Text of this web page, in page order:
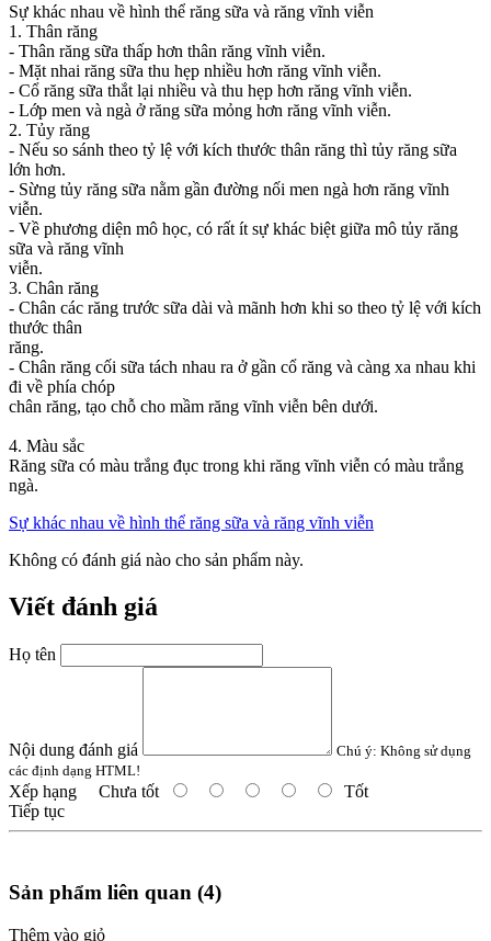
Sự khác nhau về hình thể răng sữa và răng vĩnh viễn
1. Thân răng
- Thân răng sữa thấp hơn thân răng vĩnh viễn.
- Mặt nhai răng sữa thu hẹp nhiều hơn răng vĩnh viễn.
- Cổ răng sữa thắt lại nhiều và thu hẹp hơn răng vĩnh viễn.
- Lớp men và ngà ở răng sữa mỏng hơn răng vĩnh viễn.
2. Tủy răng
- Nếu so sánh theo tỷ lệ với kích thước thân răng thì tủy răng sữa
lớn hơn.
- Sừng tủy răng sữa nằm gần đường nối men ngà hơn răng vĩnh
viễn.
- Về phương diện mô học, có rất ít sự khác biệt giữa mô tủy răng
sữa và răng vĩnh
viễn.
3. Chân răng
- Chân các răng trước sữa dài và mãnh hơn khi so theo tỷ lệ với kích
thước thân
răng.
- Chân răng cối sữa tách nhau ra ở gần cổ răng và càng xa nhau khi
đi về phía chóp
chân răng, tạo chỗ cho mầm răng vĩnh viễn bên dưới.
4. Màu sắc
Răng sữa có màu trắng đục trong khi răng vĩnh viễn có màu trắng
ngà.
Sự khác nhau về hình thể răng sữa và răng vĩnh viễn
Không có đánh giá nào cho sản phẩm này.
Viết đánh giá
Họ tên
Nội dung đánh giá Chú ý: Không sử dụng
các định dạng HTML!
Xếp hạng Chưa tốt
Tốt
Tiếp tục
Sản phẩm liên quan (4)
Thêm vào giỏ